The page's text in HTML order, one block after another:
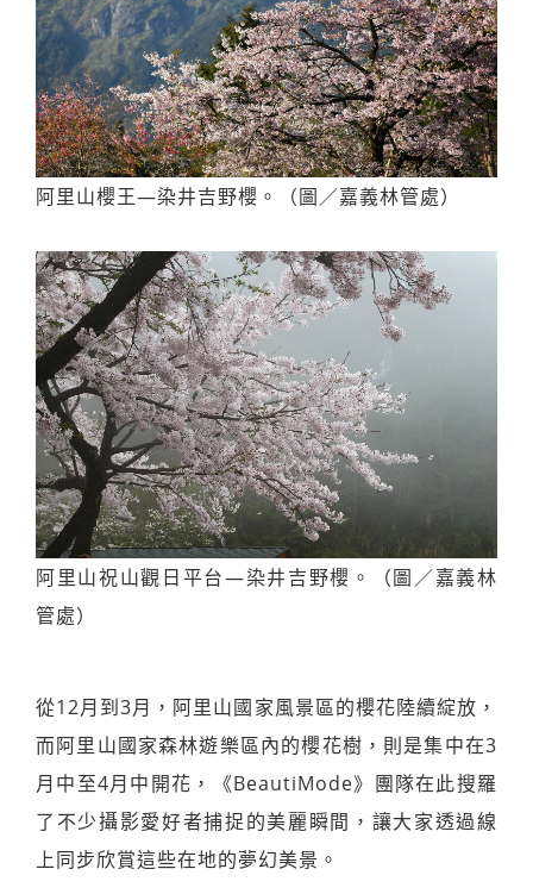
阿里山櫻王—染井吉野櫻。（圖／嘉義林管處）
阿里山祝山觀日平台—染井吉野櫻。（圖／嘉義林
管處）
從12月到3月，阿里山國家風景區的櫻花陸續綻放，
而阿里山國家森林遊樂區內的櫻花樹，則是集中在3
月中至4月中開花，《BeautiMode》團隊在此搜羅
了不少攝影愛好者捕捉的美麗瞬間，讓大家透過線
上同步欣賞這些在地的夢幻美景。